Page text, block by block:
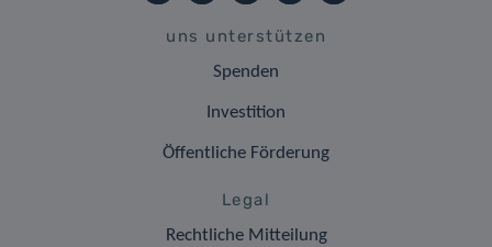
uns unterstützen
Spenden
Investition
Öffentliche Förderung
Legal
Rechtliche Mitteilung